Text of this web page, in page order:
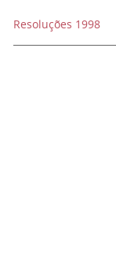
Resoluções 1998